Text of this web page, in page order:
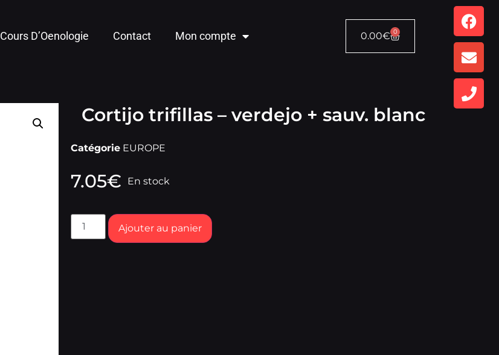
Cours D’Oenologie Contact Mon compte 0.00€ 0
Cortijo trifillas – verdejo + sauv. blanc
Catégorie EUROPE
7.05€ En stock
Ajouter au panier